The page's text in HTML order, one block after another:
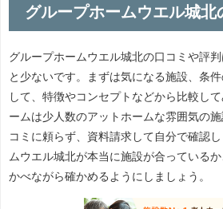
グループホームウエル城北
グループホームウエル城北の口コミや評
と少ないです。まずは気になる施設、条
して、特徴やコンセプトなどから比較し
ームは少人数のアットホームな雰囲気の
コミに頼らず、資料請求して自分で確認
ムウエル城北が本当に施設が合っている
かべながら確かめるようにしましょう。